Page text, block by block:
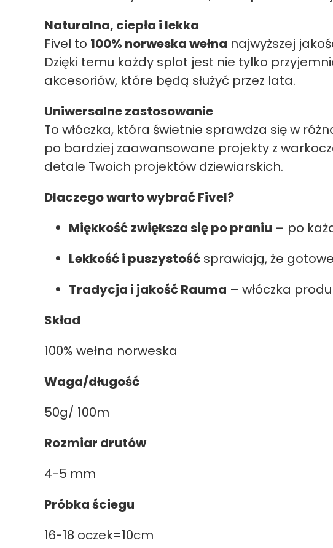
Naturalna, ciepła i lekka
Fivel to 100% norweska wełna najwyższej
Dzięki temu każdy splot jest nie tylko
akcesoriów, które będą służyć przez lata.
Uniwersalne zastosowanie
To włóczka, która świetnie sprawdza się w
po bardziej zaawansowane projekty z
detale Twoich projektów dziewiarskich.
Dlaczego warto wybrać Fivel?
Miękkość zwiększa się po praniu – po
Lekkość i puszystość sprawiają, że
Tradycja i jakość Rauma – włóczka
Skład
100% wełna norweska
Waga/długość
50g/ 100m
Rozmiar drutów
4-5 mm
Próbka ściegu
16-18 oczek=10cm